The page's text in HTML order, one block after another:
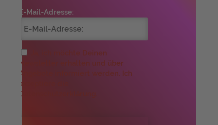
E-Mail-Adresse:
Ja, ich möchte Deinen
Newsletter erhalten und über
Angebote informiert werden. Ich
akzeptiere die
Datenschutzerklärung.